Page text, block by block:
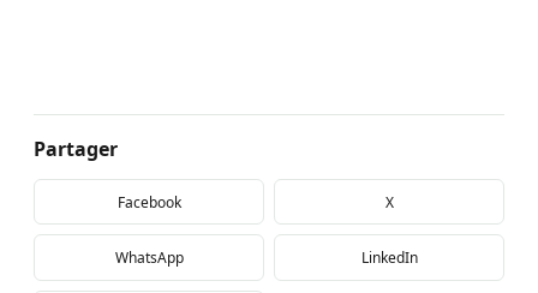
Partager
Facebook X
WhatsApp LinkedIn